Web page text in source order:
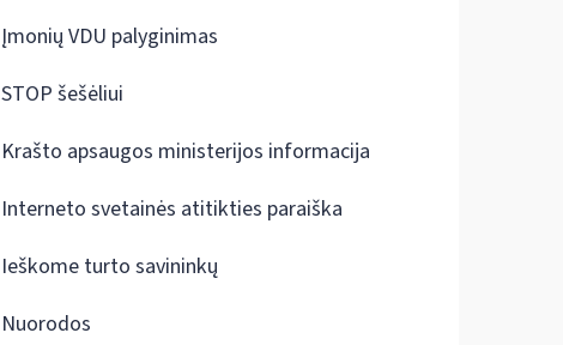
Įmonių VDU palyginimas
STOP šešėliui
Krašto apsaugos ministerijos informacija
Interneto svetainės atitikties paraiška
Ieškome turto savininkų
Nuorodos